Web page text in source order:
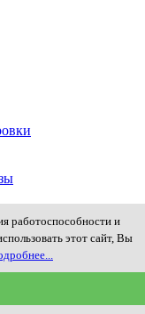
закусок
сахарницы
масла и уксуса
пепельницы
работоспособности и
этот сайт, Вы